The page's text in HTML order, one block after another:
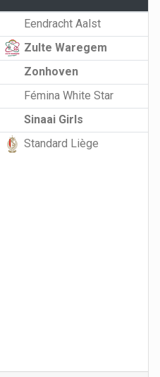
Eendracht Aalst
Zulte Waregem
Zonhoven
Fémina White Star
Sinaai Girls
Standard Liège